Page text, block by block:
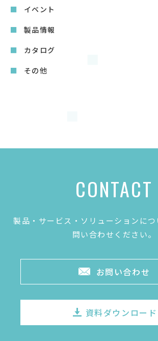
イベント
製品情報
カタログ
その他
CONTACT
製品・サービス・ソリューションに
問い合わせください。
お問い合わせ
資料ダウンロード